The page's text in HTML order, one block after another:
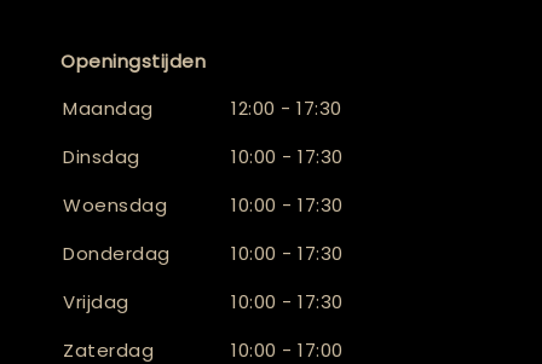
Openingstijden
Maandag
12:00 - 17:30
Dinsdag
10:00 - 17:30
Woensdag
10:00 - 17:30
Donderdag
10:00 - 17:30
Vrijdag
10:00 - 17:30
Zaterdag
10:00 - 17:00